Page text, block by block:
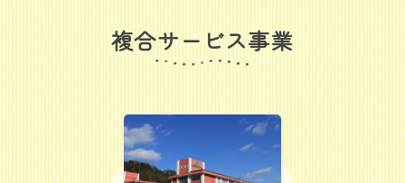
複合サービス事業